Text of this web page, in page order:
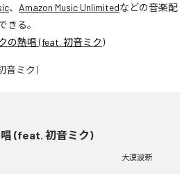
、 Amazon Music Unlimitedなどの音楽配
きる。
の熱唱 (feat. 初音ミク)
(feat. 初音ミク)
大漠波新